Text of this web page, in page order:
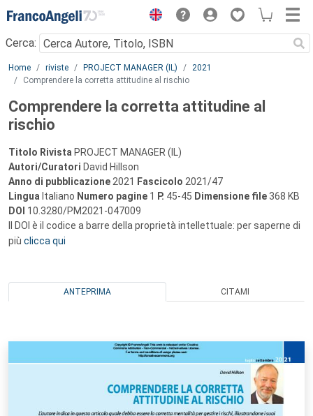
Menu
Cerca:
Main content
Home riviste PROJECT MANAGER (IL)
2021
Comprendere la corretta attitudine al rischio
Comprendere la corretta attitudine al
rischio
Titolo Rivista PROJECT MANAGER (IL)
Autori/Curatori David Hillson
Anno di pubblicazione 2021 Fascicolo 2021/47
Lingua Italiano Numero pagine 1 P. 45-45 Dimensione file 368 KB
DOI 10.3280/PM2021-047009
Il DOI è il codice a barre della proprietà intellettuale: per saperne di
più clicca qui
ANTEPRIMA CITAMI